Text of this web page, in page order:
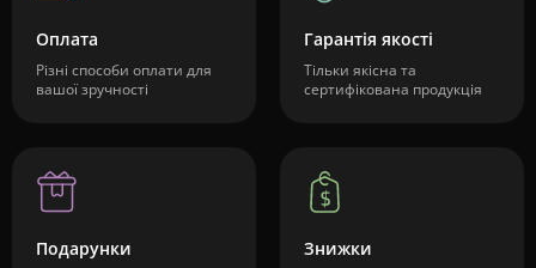
Оплата
Різні способи оплати для
вашої зручності
Гарантія якості
Тільки якісна та
сертифікована продукція
Подарунки Знижки